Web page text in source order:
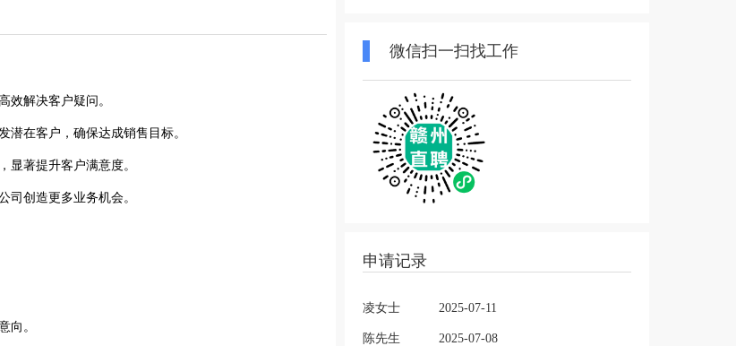
效解决客户疑问。
潜在客户，确保达成销售目标。
显著提升客户满意度。
司创造更多业务机会。
向。
微信扫一扫找工作
申请记录
凌女士 2025-07-11
陈先生 2025-07-08